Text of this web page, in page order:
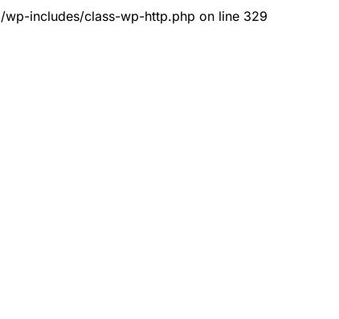
includes/class-wp-http.php on line 329